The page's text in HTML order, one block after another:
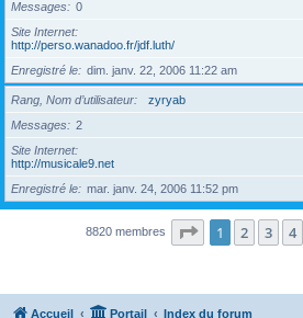
Messages
0
Site Internet
http://perso.wanadoo.fr/jdf.luth/
Enregistré le
dim. janv. 22, 2006 11:22 am
Rang, Nom d’utilisateur
zyryab
Messages
2
Site Internet
http://musicale9.net
Enregistré le
mar. janv. 24, 2006 11:52 pm
8820 membres Page 1sur177
1 2 3 4
Accueil Portail Index du forum